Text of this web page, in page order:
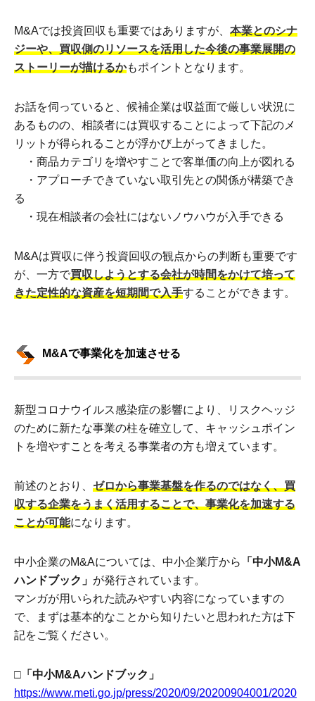
M&Aでは投資回収も重要ではありますが、 本業とのシナ
ジーや、買収側のリソースを活用した今後の事業展開の
ストーリーが描けるかもポイントとなります。
お話を伺っていると、候補企業は収益面で厳しい状況に
あるものの、相談者には買収することによって下記のメ
リットが得られることが浮かび上がってきました。
・商品カテゴリを増やすことで客単価の向上が図れる
・アプローチできていない取引先との関係が構築でき
る
・現在相談者の会社にはないノウハウが入手できる
M&Aは買収に伴う投資回収の観点からの判断も重要です
が、一方で買収しようとする会社が時間をかけて培って
きた定性的な資産を短期間で入手することができます。
M&Aで事業化を加速させる
新型コロナウイルス感染症の影響により、リスクヘッジ
のために新たな事業の柱を確立して、キャッシュポイン
トを増やすことを考える事業者の方も増えています。
前述のとおり、 ゼロから事業基盤を作るのではなく、買
収する企業をうまく活用することで、事業化を加速する
ことが可能になります。
中小企業のM&Aについては、中小企業庁から
「中小M&A
ハンドブック」 が発行されています。
マンガが用いられた読みやすい内容になっていますの
で、まずは基本的なことから知りたいと思われた方は下
記をご覧ください。
□「中小M&Aハンドブック」
https://www.meti.go.jp/press/2020/09/20200904001/2020